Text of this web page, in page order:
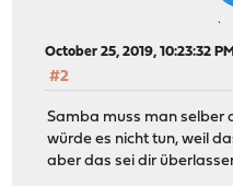
October 25, 2019, 10:23:32 PM
#2
Samba muss man selber
würde es nicht tun, weil
aber das sei dir